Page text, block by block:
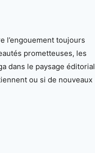
l’engouement toujours
prometteuses, les
dans le paysage éditorial
ou si de nouveaux